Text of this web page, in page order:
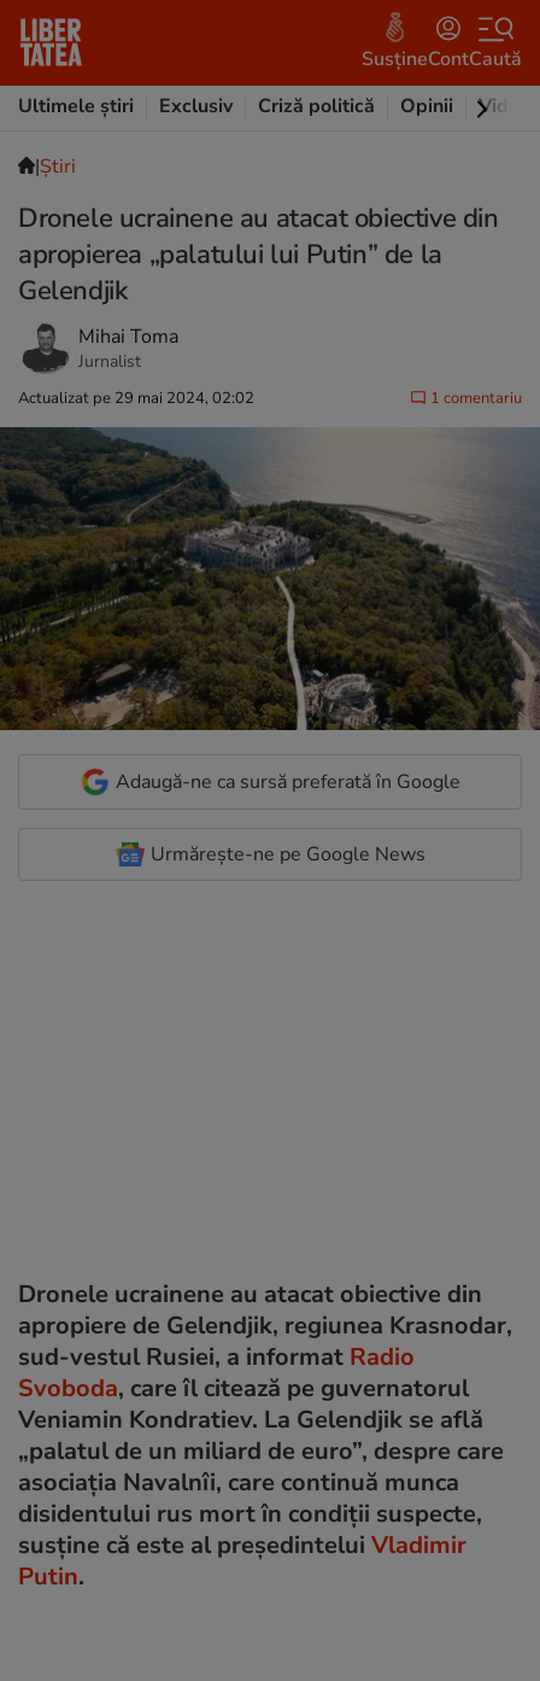
SusțineContCaută
Ultimele știri
Exclusiv Criză politică Opinii Video
|Ştiri
Dronele ucrainene au atacat obiective din
apropierea „palatului lui Putin” de la
Gelendjik
Mihai Toma
Jurnalist
Actualizat pe 29 mai 2024, 02:02 1 comentariu
Adaugă-ne ca sursă preferată în Google
Urmărește-ne pe Google News
Dronele ucrainene au atacat obiective din
apropiere de Gelendjik, regiunea Krasnodar,
sud-vestul Rusiei, a informat Radio
Svoboda, care îl citează pe guvernatorul
Veniamin Kondratiev. La Gelendjik se află
„palatul de un miliard de euro”, despre care
asociația Navalnîi, care continuă munca
disidentului rus mort în condiții suspecte,
susține că este al președintelui Vladimir
Putin.